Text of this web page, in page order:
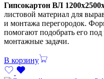
Гипсокартон ВЛ
листовой материал для
и монтажа перегородок.
помогают подобрать его
монтажные задачи.
В корзину